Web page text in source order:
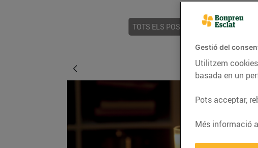
TOTS ELS POSTS ACTUALITAT
Gestió del
Utilitzem
basada en un
Pots acceptar,
Més informació